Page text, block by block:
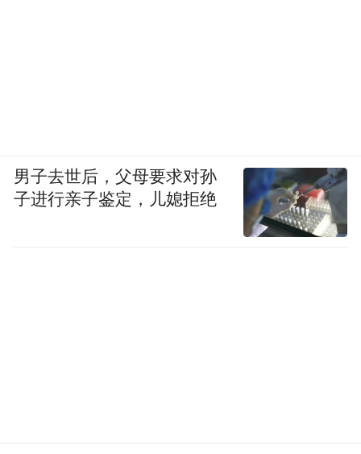
男子去世后，父母要求对孙
子进行亲子鉴定，儿媳拒绝